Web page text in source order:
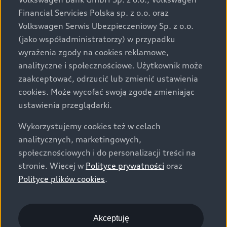
za dopłatą. Wiążące ustalenie ceny, wyposażenia i
specyfikacji pojazdu następują w umowie sprzedaży, a
określenie parametrów technicznych zawiera
świadectwo homologacji typu pojazdu. Zastrzegamy
sobie prawo do zmian i pomyłek. Wszelkie informacje
prezentowane na stronie są aktualne na dzień ich
zamieszczania. W celu uzyskania najnowszych
informacji prosimy kontaktować się z Partnerem Marki
Audi.
Wszystkie produkowane obecnie samochody marki Audi
są wykonywane z materiałów spełniających pod
względem możliwości odzysku i recyklingu wymagania
określone w normie ISO 22628 i są zgodne z
europejskimi świadectwami homologacji wydanymi wg
o.o. podlega obowiązkowi zapewnienia wszystkim
użytkownikom samochodów marki Volkswagen sieci
Financial Servicies Polska sp. z o.o. oraz
Volkswagen Serwis Ubezpieczeniowy Sp. z o.o.
(jako współadministratorzy) w przypadku
wyrażenia zgody na cookies reklamowe,
analityczne i społecznościowe. Użytkownik może
zaakceptować, odrzucić lub zmienić ustawienia
cookies. Może wycofać swoją zgodę zmieniając
ustawienia przeglądarki.
Wykorzystujemy cookies też w celach
analitycznych, marketingowych,
społecznościowych i do personalizacji treści na
stronie. Więcej w Polityce prywatności oraz
Polityce plików cookies.
Akceptuję